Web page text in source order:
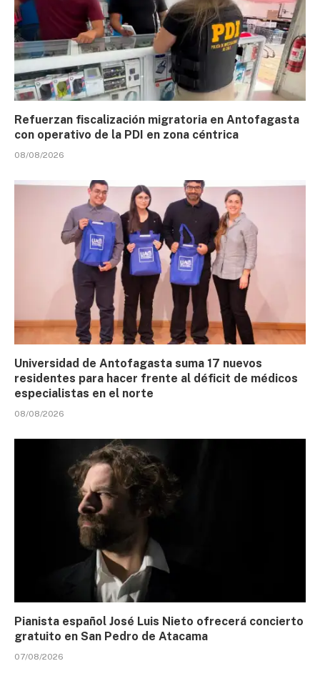
Refuerzan fiscalización migratoria en Antofagasta
con operativo de la PDI en zona céntrica
08/08/2026
Universidad de Antofagasta suma 17 nuevos
residentes para hacer frente al déficit de médicos
especialistas en el norte
08/08/2026
Pianista español José Luis Nieto ofrecerá concierto
gratuito en San Pedro de Atacama
07/08/2026